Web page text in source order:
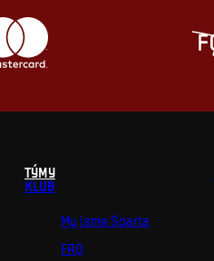
TÝMY
KLUB
My jsme Sparta
FAQ